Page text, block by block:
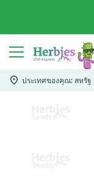
ประเทศของคุณ: สหรัฐ